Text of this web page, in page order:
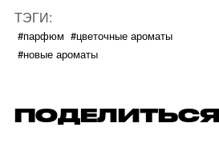
ТЭГИ:
#парфюм #цветочные ароматы
#новые ароматы